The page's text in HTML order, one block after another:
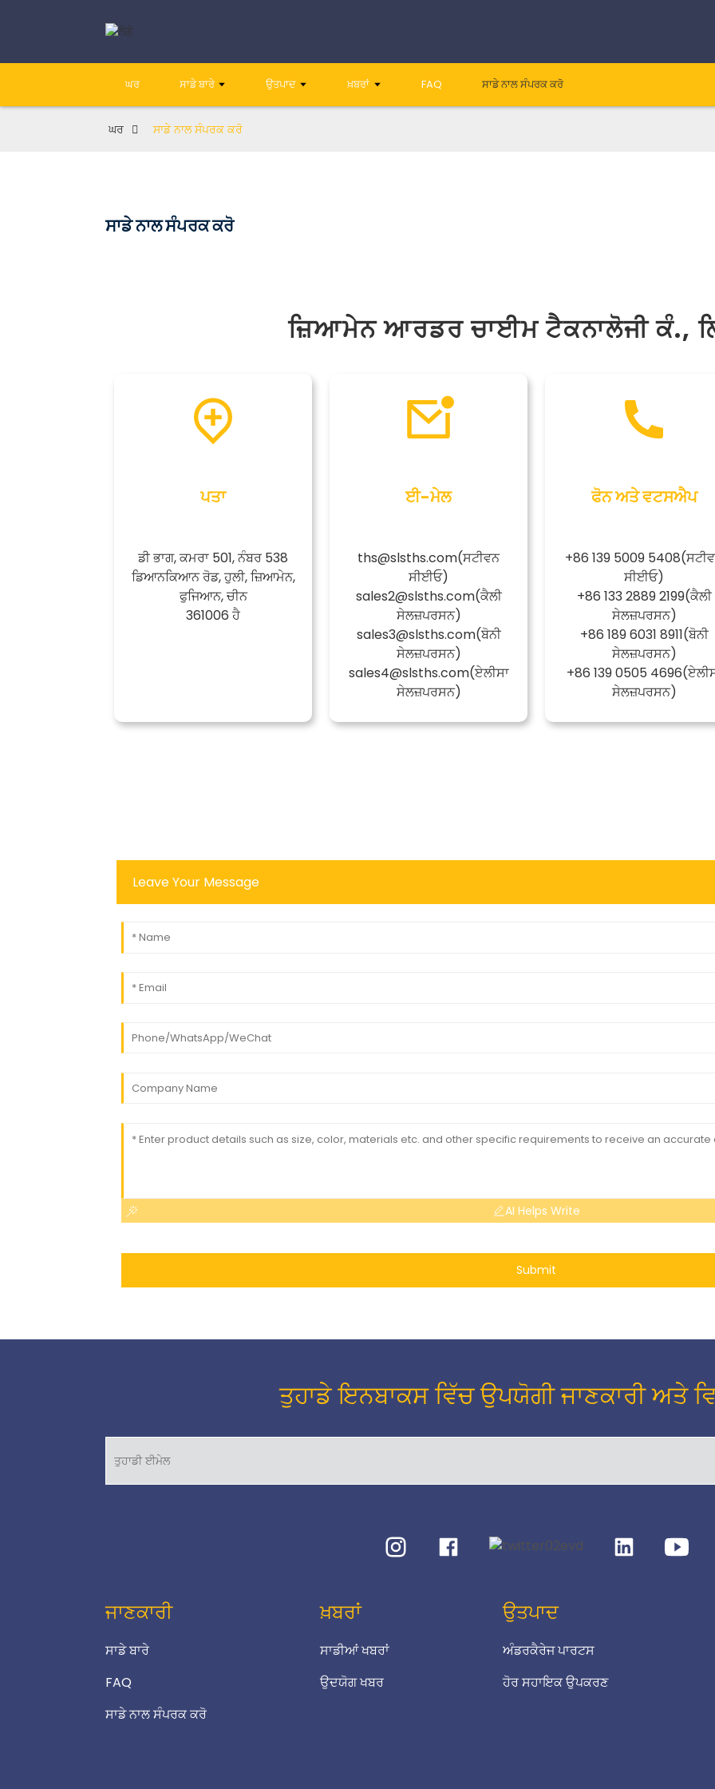
ਘਰ ਸਾਡੇ ਬਾਰੇ ਉਤਪਾਦ ਖ਼ਬਰਾਂ FAQ ਸਾਡੇ ਨਾਲ ਸੰਪਰਕ ਕਰੋ
ਘਰ ਸਾਡੇ ਨਾਲ ਸੰਪਰਕ ਕਰੋ
ਸਾਡੇ ਨਾਲ ਸੰਪਰਕ ਕਰੋ
ਜ਼ਿਆਮੇਨ ਆਰਡਰ ਚਾਈਮ ਟੈਕਨਾਲੋਜੀ ਕੰ.,
ਪਤਾ
ਡੀ ਭਾਗ, ਕਮਰਾ 501, ਨੰਬਰ 538
ਡਿਆਨਕਿਆਨ ਰੋਡ, ਹੁਲੀ, ਜ਼ਿਆਮੇਨ,
ਫੁਜਿਆਨ, ਚੀਨ
361006 ਹੈ
ਈ-ਮੇਲ
ths@slsths.com(ਸਟੀਵਨ
ਸੀਈਓ)
sales2@slsths.com(ਕੈਲੀ
ਸੇਲਜ਼ਪਰਸਨ)
sales3@slsths.com(ਬੋਨੀ
ਸੇਲਜ਼ਪਰਸਨ)
sales4@slsths.com(ਏਲੀਸਾ
ਸੇਲਜ਼ਪਰਸਨ)
ਫੋਨ ਅਤੇ ਵਟਸਐਪ
+86 139 5009 5408
ਸੀਈਓ)
+86 133 2889 2199(ਕੈਲੀ
ਸੇਲਜ਼ਪਰਸਨ)
+86 189 6031 8911(ਬੋਨੀ
ਸੇਲਜ਼ਪਰਸਨ)
+86 139 0505 4696
ਸੇਲਜ਼ਪਰਸਨ)
Leave Your Message
AI Helps Write
Submit
ਤੁਹਾਡੇ ਇਨਬਾਕਸ ਵਿੱਚ ਉਪਯੋਗੀ ਜਾਣਕਾਰੀ ਅਤੇ
ਜਾਣਕਾਰੀ
ਸਾਡੇ ਬਾਰੇ
FAQ
ਸਾਡੇ ਨਾਲ ਸੰਪਰਕ ਕਰੋ
ਖ਼ਬਰਾਂ
ਸਾਡੀਆਂ ਖਬਰਾਂ
ਉਦਯੋਗ ਖਬਰ
ਉਤਪਾਦ
ਅੰਡਰਕੈਰੇਜ ਪਾਰਟਸ
ਹੋਰ ਸਹਾਇਕ ਉਪਕਰਣ